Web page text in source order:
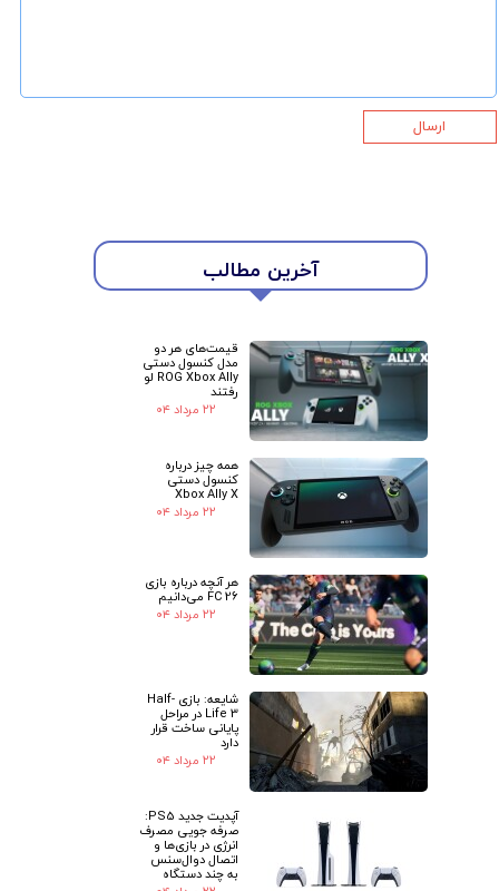
★
آخرین مطالب
قیمت‌های هر دو
مدل کنسول دستی
ROG Xbox Ally لو
رفتند
۲۲ مرداد ۰۴
همه چیز درباره
کنسول دستی
Xbox Ally X
۲۲ مرداد ۰۴
هر آنچه درباره بازی
FC 26 می‌دانیم
۲۲ مرداد ۰۴
شایعه: بازی Half-
Life 3 در مراحل
پایانی ساخت قرار
دارد
۲۲ مرداد ۰۴
آپدیت جدید PS5:
صرفه جویی مصرف
انرژی در بازی‌ها و
اتصال دوال‌سنس
به چند دستگاه
ارسال